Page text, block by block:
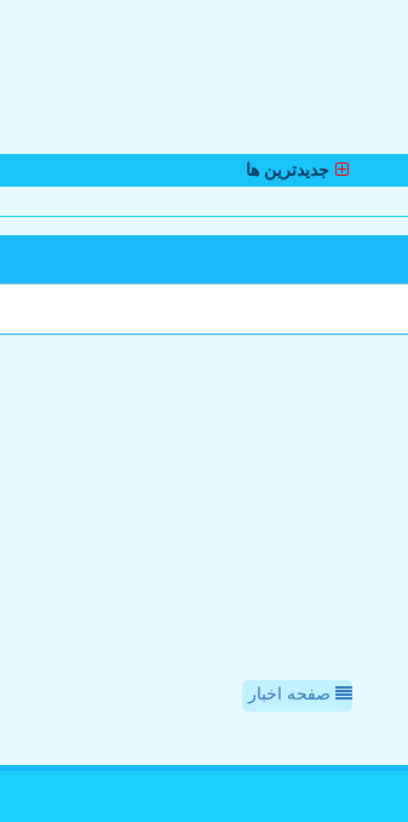
جدیدترین ها
صفحه اخبار